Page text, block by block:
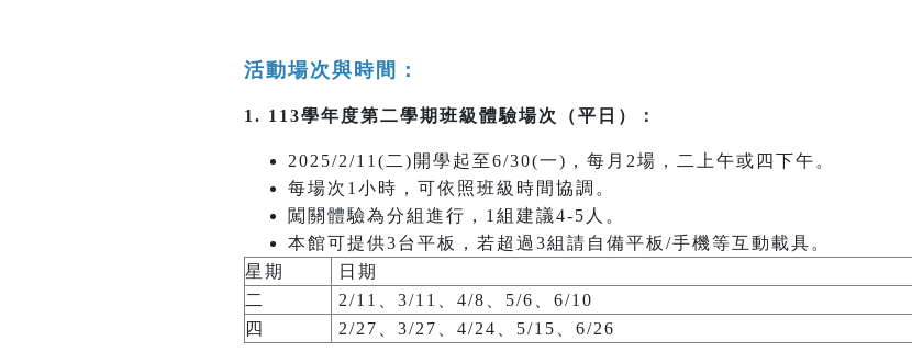
活動場次與時間 ：
1. 113學年度第二學期班級體驗場次（平日）：
2025/2/11(二)開學起至6/30(一)，每月2場，二上午或四下午。
每場次1小時，可依照班級時間協調。
闖關體驗為分組進行，1組建議4-5人。
本館可提供3台平板，若超過3組請自備平板/手機等互動載具。
星期
日期
二
2/11、3/11、4/8、5/6、6/10
四
2/27、3/27、4/24、5/15、6/26